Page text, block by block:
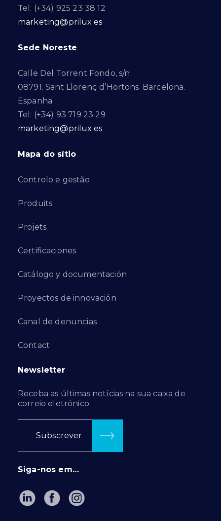
Tel: (+34) 925 23 38 12
marketing@prilux.es
Sede Noreste
Calle Del Torrent Fondo, s/n
08791. Sant Llorenç d’Hortons. Barcelona.
Espanha
Tel: (+34) 93 719 23 29
marketing@prilux.es
Mapa do sítio
Controlo e gestão
Produits
Projets
Certificaciones
Catálogo y documentación
Proyectos de innovación
Canal de denuncias
Contact
Newsletter
Receba as últimas notícias na sua caixa de
correio eletrónico:
Subscrever
Siga-nos em…